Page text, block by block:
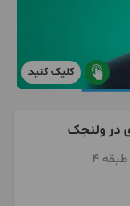
کلیک کنید